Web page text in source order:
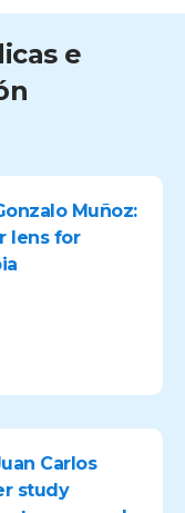
e
Muñoz:
lens for
Carlos
study